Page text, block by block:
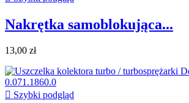
Nakrętka samoblokująca...
13,00 zł
 Szybki podgląd